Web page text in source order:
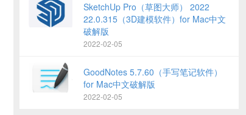
SketchUp Pro（草图大师） 2022
22.0.315（3D建模软件）for Mac中文
破解版
2022-02-05
GoodNotes 5.7.60（手写笔记软件）
for Mac中文破解版
2022-02-05